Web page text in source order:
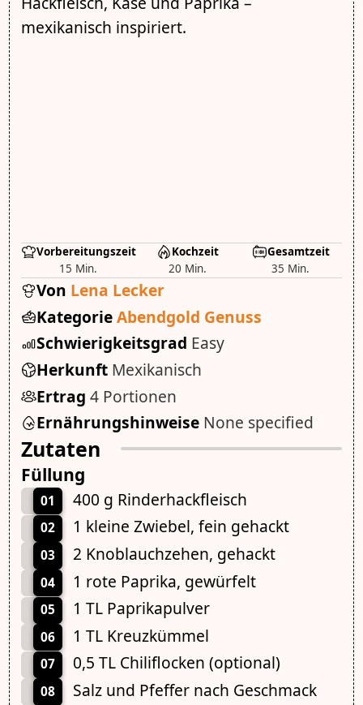
mexikanisch inspiriert.
Vorbereitungszeit
15 Min.
Kochzeit
20 Min.
Gesamtzeit
35 Min.
Von Lena Lecker
KategorieAbendgold Genuss
Schwierigkeitsgrad Easy
Herkunft Mexikanisch
Ertrag 4 Portionen
Ernährungshinweise None specified
Zutaten
Füllung
01 400 g Rinderhackfleisch
02 1 kleine Zwiebel, fein gehackt
03 2 Knoblauchzehen, gehackt
04 1 rote Paprika, gewürfelt
05 1 TL Paprikapulver
06 1 TL Kreuzkümmel
07 0,5 TL Chiliflocken (optional)
08 Salz und Pfeffer nach Geschmack